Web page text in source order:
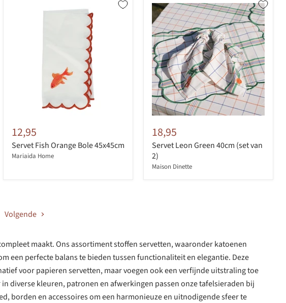
12,95
Servet Fish Orange Bole 45x45cm
Mariaida Home
18,95
Servet Leon Green 40cm (set van
2)
Maison Dinette
Volgende
maakt. Ons assortiment stoffen servetten, waaronder katoenen
een perfecte balans te bieden tussen functionaliteit en elegantie. Deze
voor papieren servetten, maar voegen ook een verfijnde uitstraling toe
diverse kleuren, patronen en afwerkingen passen onze tafelsieraden bij
borden en accessoires om een harmonieuze en uitnodigende sfeer te